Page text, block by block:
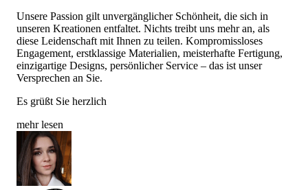
Unsere Passion gilt unvergänglicher Schönheit, die sich in
unseren Kreationen entfaltet. Nichts treibt uns mehr an, als
diese Leidenschaft mit Ihnen zu teilen. Kompromissloses
Engagement, erstklassige Materialien, meisterhafte Fertigung,
einzigartige Designs, persönlicher Service – das ist unser
Versprechen an Sie.
Es grüßt Sie herzlich
mehr lesen